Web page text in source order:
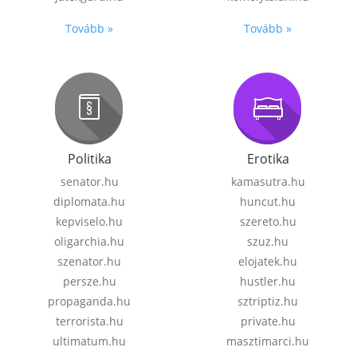
Tovább » Tovább »
Politika
senator.hu
diplomata.hu
kepviselo.hu
oligarchia.hu
szenator.hu
persze.hu
propaganda.hu
terrorista.hu
ultimatum.hu
Erotika
kamasutra.hu
huncut.hu
szereto.hu
szuz.hu
elojatek.hu
hustler.hu
sztriptiz.hu
private.hu
masztimarci.hu